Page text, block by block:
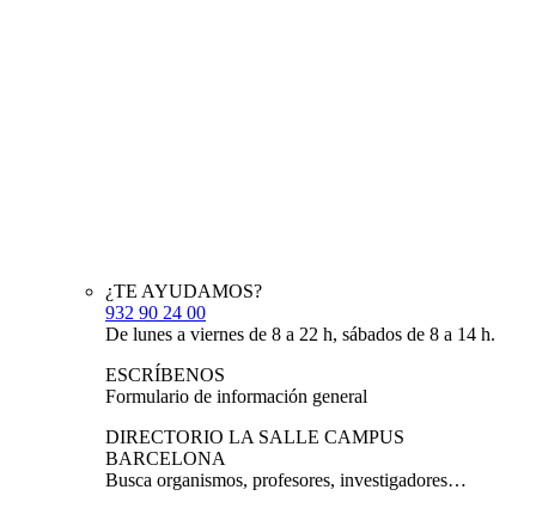
¿TE AYUDAMOS?
932 90 24 00
De lunes a viernes de 8 a 22 h, sábados de 8 a 14 h.
ESCRÍBENOS
Formulario de información general
DIRECTORIO LA SALLE CAMPUS
BARCELONA
Busca organismos, profesores, investigadores…